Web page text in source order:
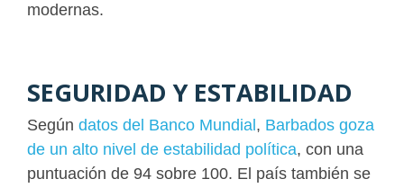
modernas.
SEGURIDAD Y ESTABILIDAD
Según datos del Banco Mundial , Barbados goza
de un alto nivel de estabilidad política, con una
puntuación de 94 sobre 100. El país también se